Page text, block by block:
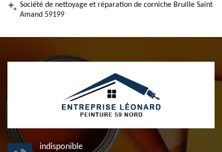
Société de nettoyage et réparation de corniche Bruille Saint
Amand 59199
indisponible